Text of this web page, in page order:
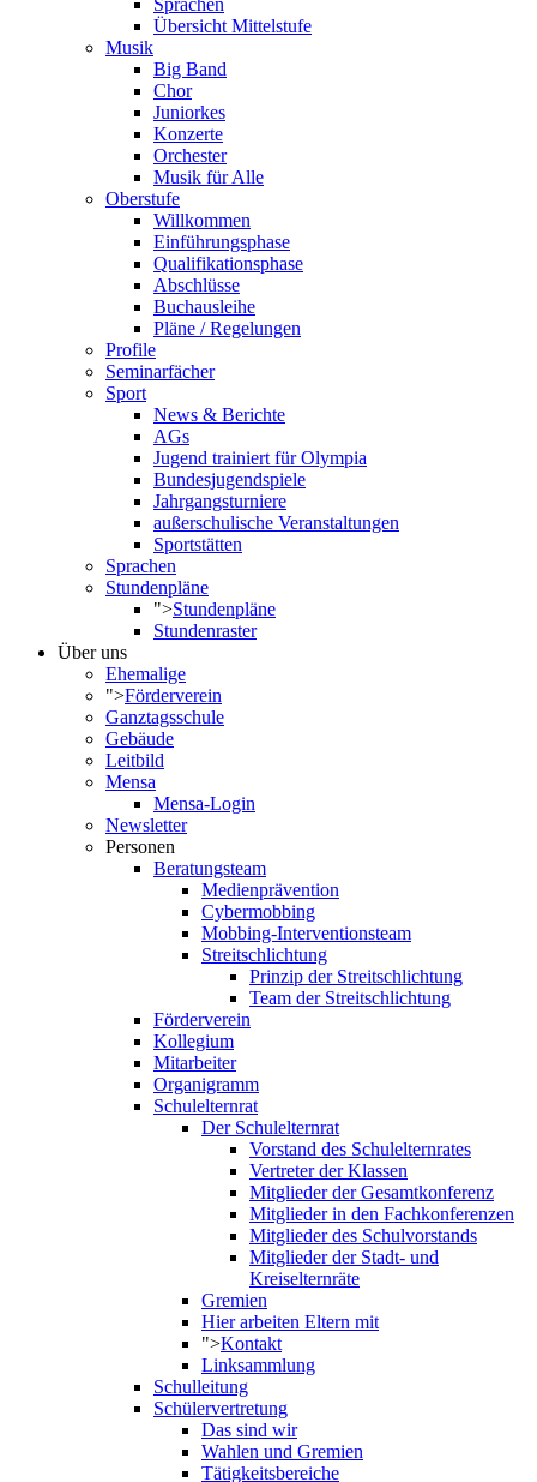
Übersicht Mittelstufe
Musik
Big Band
Chor
Juniorkes
Konzerte
Orchester
Musik für Alle
Oberstufe
Willkommen
Einführungsphase
Qualifikationsphase
Abschlüsse
Buchausleihe
Pläne / Regelungen
Profile
Seminarfächer
Sport
News & Berichte
AGs
Jugend trainiert für Olympia
Bundesjugendspiele
Jahrgangsturniere
außerschulische Veranstaltungen
Sportstätten
Sprachen
Stundenpläne
">Stundenpläne
Stundenraster
Über uns
Ehemalige
">Förderverein
Ganztagsschule
Gebäude
Leitbild
Mensa
Mensa-Login
Newsletter
Personen
Beratungsteam
Medienprävention
Cybermobbing
Mobbing-Interventionsteam
Streitschlichtung
Prinzip der Streitschlichtung
Team der Streitschlichtung
Förderverein
Kollegium
Mitarbeiter
Organigramm
Schulelternrat
Der Schulelternrat
Vorstand des Schulelternrates
Vertreter der Klassen
Mitglieder der Gesamtkonferenz
Mitglieder in den Fachkonferenzen
Mitglieder des Schulvorstands
Mitglieder der Stadt- und
Kreiselternräte
Gremien
Hier arbeiten Eltern mit
">Kontakt
Linksammlung
Schulleitung
Schülervertretung
Das sind wir
Wahlen und Gremien
Tätigkeitsbereiche